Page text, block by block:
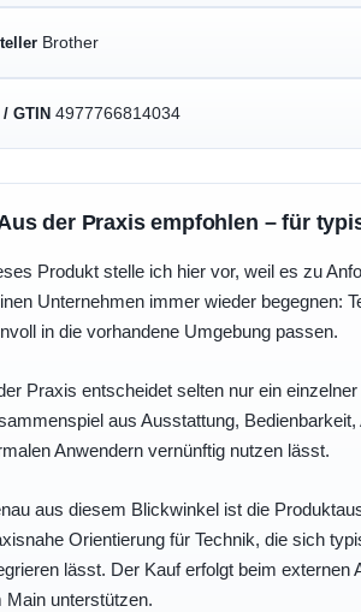
Brother
GTIN 4977766814034
der Praxis empfohlen – für
Produkt stelle ich hier vor, weil es zu
Unternehmen immer wieder begegnen:
in die vorhandene Umgebung passen.
Praxis entscheidet selten nur ein
aus Ausstattung,
Anwendern vernünftig nutzen lässt.
aus diesem Blickwinkel ist die
Orientierung für Technik, die sich
lässt. Der Kauf erfolgt beim
Main unterstützen.